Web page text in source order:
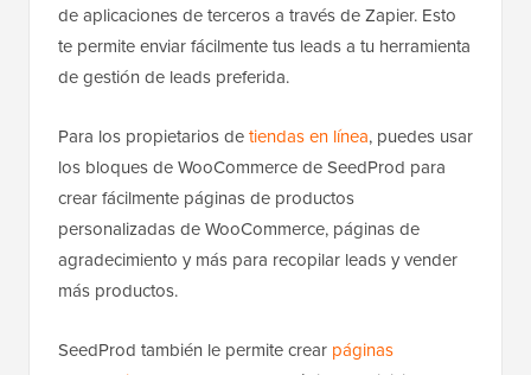
de aplicaciones de terceros a través de Zapier. Esto
te permite enviar fácilmente tus leads a tu herramienta
de gestión de leads preferida.
Para los propietarios detiendas en línea, puedes usar
los bloques de WooCommerce de SeedProd para
crear fácilmente páginas de productos
personalizadas de WooCommerce, páginas de
agradecimiento y más para recopilar leads y vender
más productos.
SeedProd también le permite crear páginas